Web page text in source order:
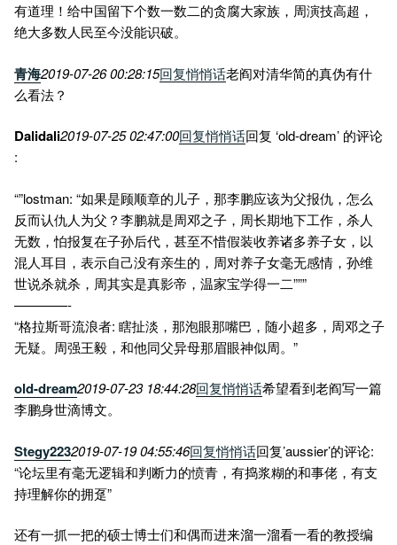
有道理！给中国留下个数一数二的贪腐大家族，周演技高超，
绝大多数人民至今没能识破。
青海2019-07-26 00:28:15回复悄悄话老阎对清华简的真伪有什
么看法？
Dalidali2019-07-25 02:47:00回复悄悄话回复 ‘old-dream’ 的评论
:
“”lostman: “如果是顾顺章的儿子，那李鹏应该为父报仇，怎么
反而认仇人为父？李鹏就是周邓之子，周长期地下工作，杀人
无数，怕报复在子孙后代，甚至不惜假装收养诸多养子女，以
混人耳目，表示自己没有亲生的，周对养子女毫无感情，孙维
世说杀就杀，周其实是真影帝，温家宝学得一二”””
————-
“格拉斯哥流浪者: 瞎扯淡，那泡眼那嘴巴，随小超多，周邓之子
无疑。周强王毅，和他同父异母那眉眼神似周。”
old-dream2019-07-23 18:44:28回复悄悄话希望看到老阎写一篇
李鹏身世滴博文。
Stegy2232019-07-19 04:55:46回复悄悄话回复’aussier’的评论:
“论坛里有毫无逻辑和判断力的愤青，有捣浆糊的和事佬，有支
持理解你的拥趸”
还有一抓一把的硕士博士们和偶而进来溜一溜看一看的教授编